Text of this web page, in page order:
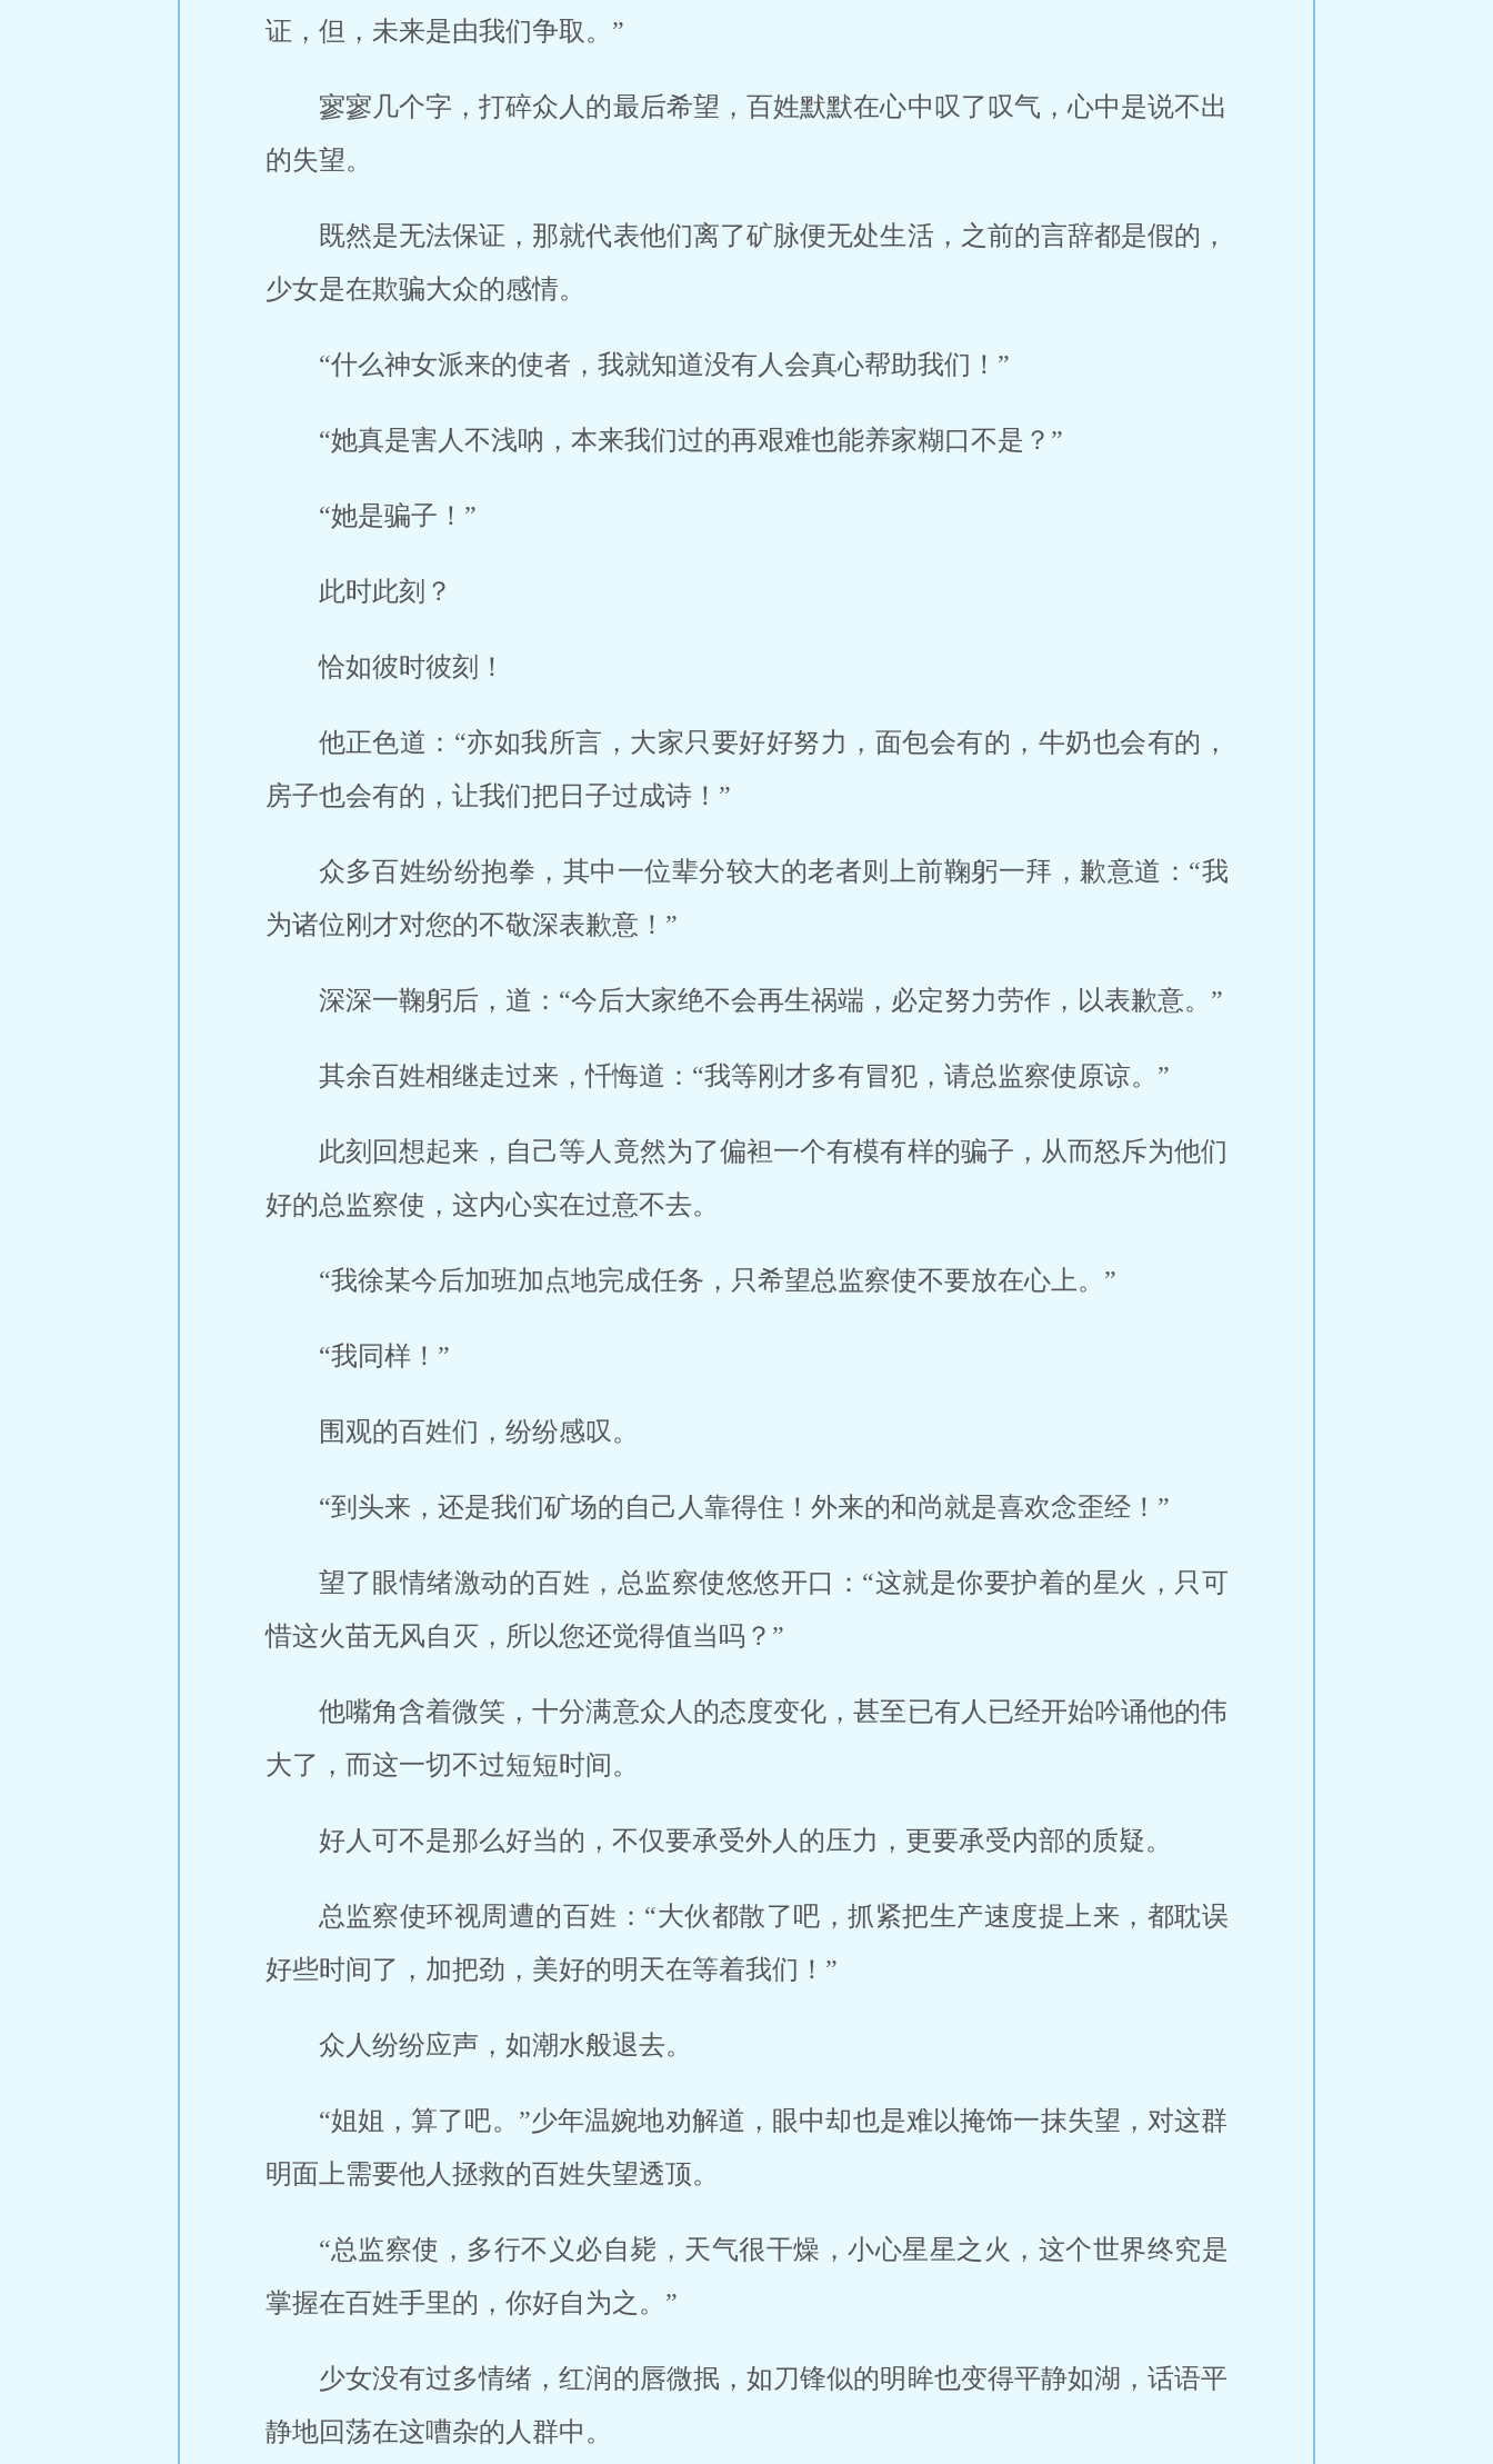
证，但，未来是由我们争取。”
寥寥几个字，打碎众人的最后希望，百姓默默在心中叹了叹气，心中是说不出
的失望。
既然是无法保证，那就代表他们离了矿脉便无处生活，之前的言辞都是假的，
少女是在欺骗大众的感情。
“什么神女派来的使者，我就知道没有人会真心帮助我们！”
“她真是害人不浅呐，本来我们过的再艰难也能养家糊口不是？”
“她是骗子！”
此时此刻？
恰如彼时彼刻！
他正色道：“亦如我所言，大家只要好好努力，面包会有的，牛奶也会有的，
房子也会有的，让我们把日子过成诗！”
众多百姓纷纷抱拳，其中一位辈分较大的老者则上前鞠躬一拜，歉意道：“我
为诸位刚才对您的不敬深表歉意！”
深深一鞠躬后，道：“今后大家绝不会再生祸端，必定努力劳作，以表歉意。”
其余百姓相继走过来，忏悔道：“我等刚才多有冒犯，请总监察使原谅。”
此刻回想起来，自己等人竟然为了偏袒一个有模有样的骗子，从而怒斥为他们
好的总监察使，这内心实在过意不去。
“我徐某今后加班加点地完成任务，只希望总监察使不要放在心上。”
“我同样！”
围观的百姓们，纷纷感叹。
“到头来，还是我们矿场的自己人靠得住！外来的和尚就是喜欢念歪经！”
望了眼情绪激动的百姓，总监察使悠悠开口：“这就是你要护着的星火，只可
惜这火苗无风自灭，所以您还觉得值当吗？”
他嘴角含着微笑，十分满意众人的态度变化，甚至已有人已经开始吟诵他的伟
大了，而这一切不过短短时间。
好人可不是那么好当的，不仅要承受外人的压力，更要承受内部的质疑。
总监察使环视周遭的百姓：“大伙都散了吧，抓紧把生产速度提上来，都耽误
好些时间了，加把劲，美好的明天在等着我们！”
众人纷纷应声，如潮水般退去。
“姐姐，算了吧。”少年温婉地劝解道，眼中却也是难以掩饰一抹失望，对这群
明面上需要他人拯救的百姓失望透顶。
“总监察使，多行不义必自毙，天气很干燥，小心星星之火，这个世界终究是
掌握在百姓手里的，你好自为之。”
少女没有过多情绪，红润的唇微抿，如刀锋似的明眸也变得平静如湖，话语平
静地回荡在这嘈杂的人群中。